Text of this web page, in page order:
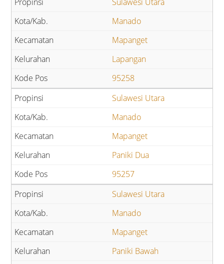
Manado
Mapanget
Lapangan
95258
Sulawesi Utara
Manado
Mapanget
Paniki Dua
95257
Sulawesi Utara
Manado
Mapanget
Paniki Bawah